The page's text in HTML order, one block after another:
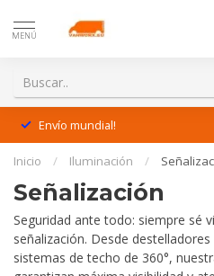
MENÚ
Envío mundial!
Inicio / Iluminación /
Señalización
Seguridad ante todo: siempre sé
señalización. Desde
sistemas de techo de 360°,